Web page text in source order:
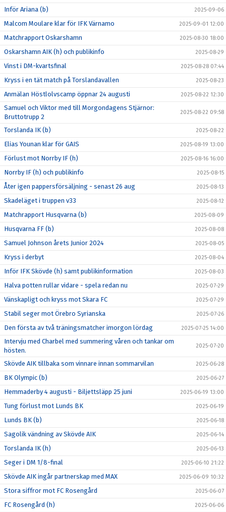
Inför Ariana (b) 2025-09-06
Malcom Moulare klar för IFK Värnamo 2025-09-01 12:00
Matchrapport Oskarshamn 2025-08-30 18:00
Oskarshamn AIK (h) och publikinfo 2025-08-29
Vinst i DM-kvartsfinal 2025-08-28 07:44
Kryss i en tät match på Torslandavallen 2025-08-23
Anmälan Höstlolvscamp öppnar 24 augusti 2025-08-22 12:30
Samuel och Viktor med till Morgondagens Stjärnor:
Bruttotrupp 2
2025-08-22 09:58
Torslanda IK (b) 2025-08-22
Elias Younan klar för GAIS 2025-08-19 13:00
Förlust mot Norrby IF (h) 2025-08-16 16:00
Norrby IF (h) och publikinfo 2025-08-15
Åter igen pappersförsäljning - senast 26 aug 2025-08-13
Skadeläget i truppen v33 2025-08-12
Matchrapport Husqvarna (b) 2025-08-09
Husqvarna FF (b) 2025-08-08
Samuel Johnson årets Junior 2024 2025-08-05
Kryss i derbyt 2025-08-04
Inför IFK Skövde (h) samt publikinformation 2025-08-03
Halva potten rullar vidare - spela redan nu 2025-07-29
Vänskapligt och kryss mot Skara FC 2025-07-29
Stabil seger mot Örebro Syrianska 2025-07-26
Den första av två träningsmatcher imorgon lördag 2025-07-25 14:00
Intervju med Charbel med summering våren och tankar om
hösten.
2025-07-20
Skövde AIK tillbaka som vinnare innan sommarvilan 2025-06-28
BK Olympic (b) 2025-06-27
Hemmaderby 4 augusti - Biljettsläpp 25 juni 2025-06-19 13:00
Tung förlust mot Lunds BK 2025-06-19
Lunds BK (b) 2025-06-18
Sagolik vändning av Skövde AIK 2025-06-14
Torslanda IK (h) 2025-06-13
Seger i DM 1/8-final 2025-06-10 21:22
Skövde AIK ingår partnerskap med MAX 2025-06-09 10:32
Stora siffror mot FC Rosengård 2025-06-07
FC Rosengård (h) 2025-06-06